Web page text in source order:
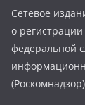
Сетевое
о
федеральной